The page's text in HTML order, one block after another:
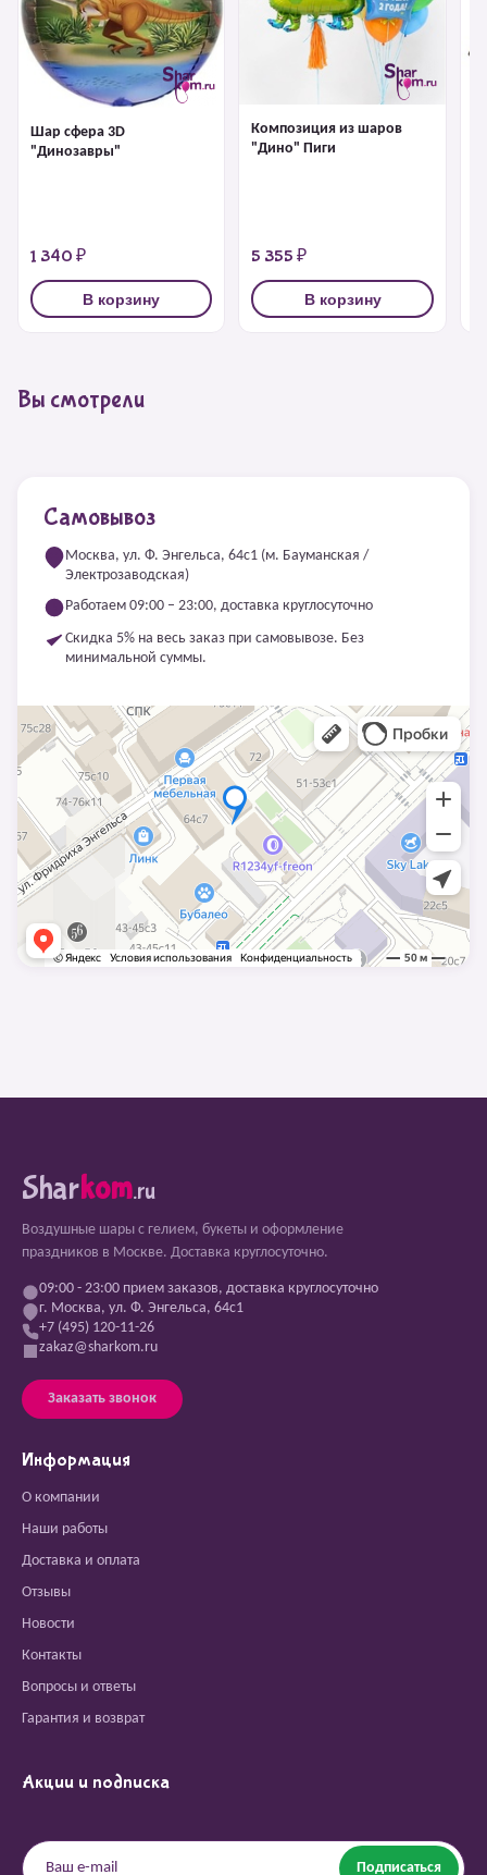
Шар сфера 3D
"Динозавры"
1 340 ₽
В корзину
Композиция из шаров
"Дино" Пиги
5 355 ₽
В корзину
Вы смотрели
Самовывоз
Москва, ул. Ф. Энгельса, 64с1 (м. Бауманская /
Электрозаводская)
Работаем 09:00 – 23:00, доставка круглосуточно
Скидка 5% на весь заказ при самовывозе. Без
минимальной суммы.
Sharkom.ru
Воздушные шары с гелием, букеты и оформление
праздников в Москве. Доставка круглосуточно.
09:00 - 23:00 прием заказов, доставка круглосуточно
г. Москва, ул. Ф. Энгельса, 64с1
+7 (495) 120-11-26
zakaz@sharkom.ru
Заказать звонок
Информация
О компании
Наши работы
Доставка и оплата
Отзывы
Новости
Контакты
Вопросы и ответы
Гарантия и возврат
Акции и подписка
Подписаться